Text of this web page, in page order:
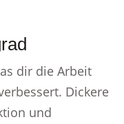
dir die Arbeit
Dickere
und